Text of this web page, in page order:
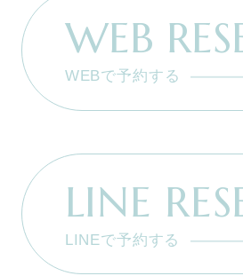
WEB
WEBで予約する
LINE
LINEで予約する